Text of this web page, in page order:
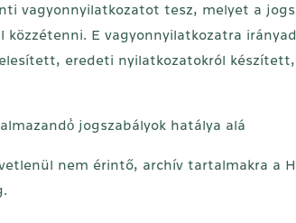
vagyonnyilatkozatot tesz, melyet a
E vagyonnyilatkozatra
eredeti nyilatkozatokról
jogszabályok hatálya alá
nem érintő, archív tartalmakra a